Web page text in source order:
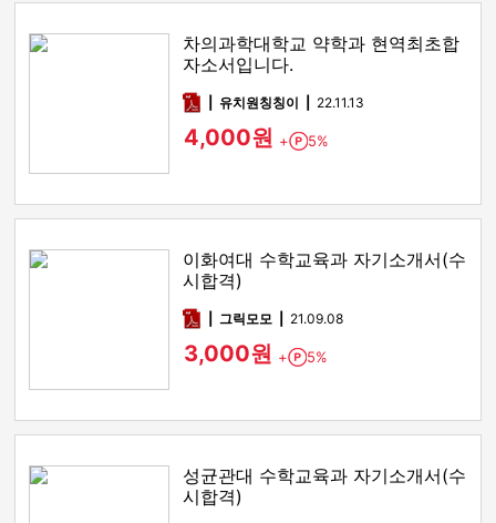
차의과학대학교 약학과 현역최초합
자소서입니다.
pdf유치원칭칭이 22.11.13
4,000원 + Point
5%
이화여대 수학교육과 자기소개서(수
시합격)
pdf그릭모모 21.09.08
3,000원 + Point
5%
성균관대 수학교육과 자기소개서(수
시합격)